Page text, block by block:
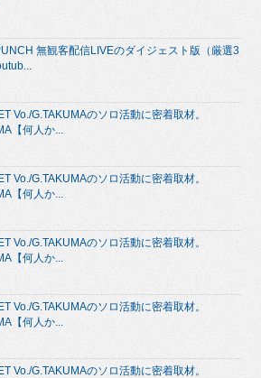
無観客配信LIVEのダイジェスト版（厳選3
Vo./G.TAKUMAのソロ活動に密着取材。
【何人か...
Vo./G.TAKUMAのソロ活動に密着取材。
【何人か...
Vo./G.TAKUMAのソロ活動に密着取材。
【何人か...
Vo./G.TAKUMAのソロ活動に密着取材。
【何人か...
Vo./G.TAKUMAのソロ活動に密着取材。